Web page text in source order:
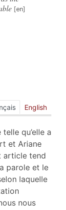
English
qu’elle a
et Ariane
article tend
parole et le
laquelle
nous